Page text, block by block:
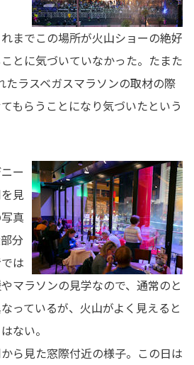
までこの場所が火山ショーの絶好
とに気づいていなかった。たまた
たラスベガスマラソンの取材の際
もらうことになり気づいたという
ー
見
真
分
は
マラソンの見学なので、通常のと
っているが、火山がよく見えると
ない。
ら見た窓際付近の様子。この日は